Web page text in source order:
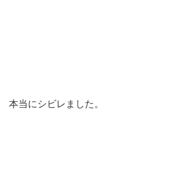
本当にシビレました。